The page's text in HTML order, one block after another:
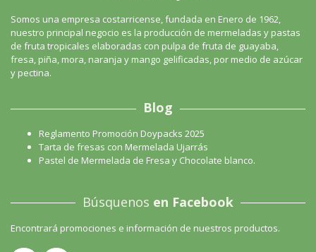
Somos una empresa costarricense, fundada en Enero de 1962,
nuestro principal negocio es la producción de mermeladas y pastas
de fruta tropicales elaboradas con pulpa de fruta de guayaba,
fresa, piña, mora, naranja y mango gelificadas, por medio de azúcar
y pectina.
Blog
Reglamento Promoción Doypacks 2025
Tarta de fresas con Mermelada Ujarrás
Pastel de Mermelada de Fresa y Chocolate blanco.
Búsquenos en Facebook
Encontrará promociones e información de nuestros productos.